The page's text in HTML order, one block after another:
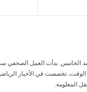
تخصصت في الأخبار
المعلومة.